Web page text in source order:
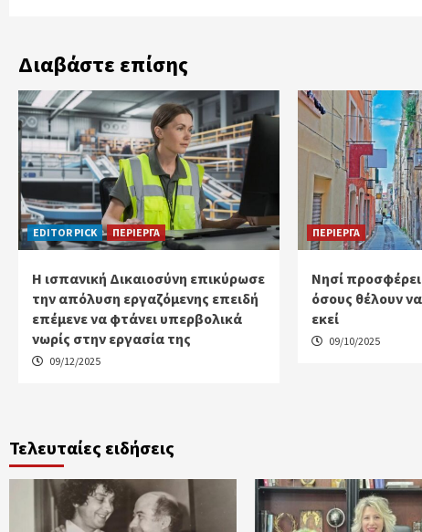
Διαβάστε επίσης
EDITOR PICK ΠΕΡΙΕΡΓΑ
Η ισπανική Δικαιοσύνη επικύρωσε
την απόλυση εργαζόμενης επειδή
επέμενε να φτάνει υπερβολικά
νωρίς στην εργασία της
09/12/2025
ΠΕΡΙΕΡΓΑ
Νησί
όσους θέλουν
εκεί
09/10/2025
Τελευταίες ειδήσεις